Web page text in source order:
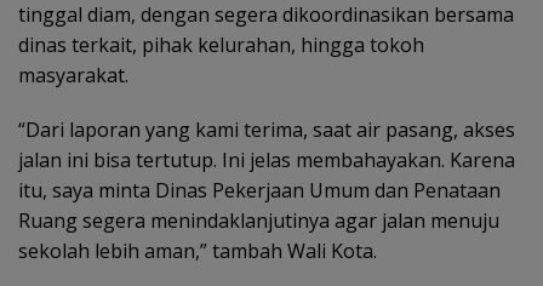
tinggal diam, dengan segera dikoordinasikan bersama
dinas terkait, pihak kelurahan, hingga tokoh
masyarakat.
“Dari laporan yang kami terima, saat air pasang, akses
jalan ini bisa tertutup. Ini jelas membahayakan. Karena
itu, saya minta Dinas Pekerjaan Umum dan Penataan
Ruang segera menindaklanjutinya agar jalan menuju
sekolah lebih aman,” tambah Wali Kota.